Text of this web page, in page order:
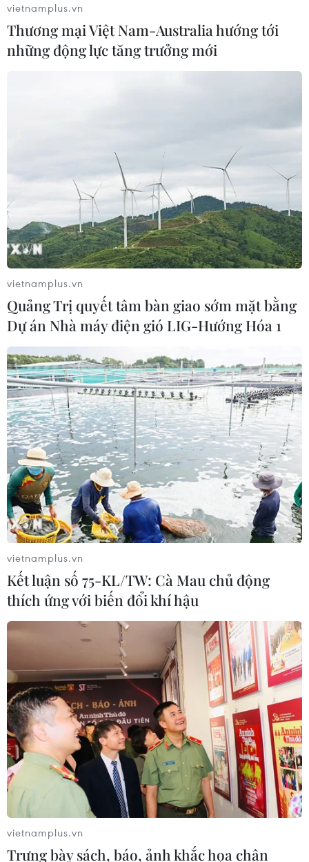
Kinh hãi hàng tấn lô thịt
bò giả, bò bệnh tại
Thành phố Hồ Chí Minh
Cận cảnh cháy lớn quán
bar ở Hà Nội, cột khói
bốc cao hàng chục mét
nữ mắc kẹt trong thang
máy thẩm mỹ viện
áng văn chương châu Âu
và Việt Nam đương đại
vietnamplus.vn
Thương mại Việt Nam-Australia hướng tới
những động lực tăng trưởng mới
vietnamplus.vn
Quảng Trị quyết tâm bàn giao sớm mặt bằng
Dự án Nhà máy điện gió LIG-Hướng Hóa 1
vietnamplus.vn
Kết luận số 75-KL/TW: Cà Mau chủ động
thích ứng với biến đổi khí hậu
vietnamplus.vn
Trưng bày sách, báo, ảnh khắc họa chân